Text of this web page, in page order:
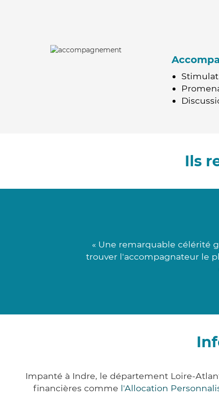
Ils
« Une remarquable célérité
trouver l'accompagnateur le
Impanté à Indre, le département Loire-
financières comme l'Allocation